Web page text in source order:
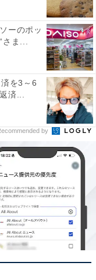
ーのポッ
さま...
を3～6
済...
by